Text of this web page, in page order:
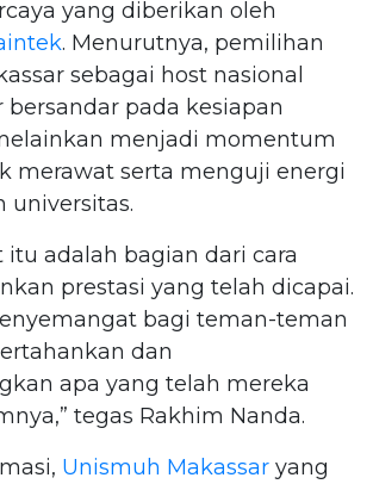
yang diberikan oleh
. Menurutnya, pemilihan
sebagai host nasional
bersandar pada kesiapan
menjadi momentum
merawat serta menguji energi
universitas.
itu adalah bagian dari cara
prestasi yang telah dicapai.
bagi teman-teman
dan
apa yang telah mereka
tegas Rakhim Nanda.
Unismuh Makassar yang